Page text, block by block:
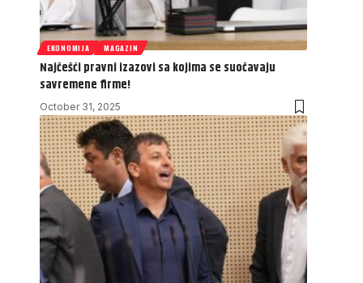
EKONOMIJA MAGAZIN
Najčešći pravni izazovi sa kojima se suočavaju
savremene firme!
October 31, 2025